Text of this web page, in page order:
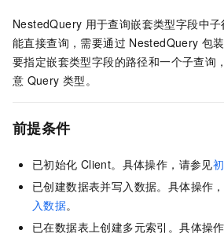
NestedQuery 用于查询嵌套类型字段中
能直接查询，需要通过 NestedQuery 包
要指定嵌套类型字段的路径和一个子查询
意 Query 类型。
前提条件
已初始化 Client。具体操作，请参见
已创建数据表并写入数据。具体操作
入数据。
已在数据表上创建多元索引。具体操